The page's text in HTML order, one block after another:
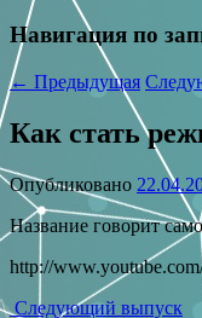
Навигация по
← Предыдущая
Как стать
Опубликовано
Название говорит
http://
Следующий выпуск